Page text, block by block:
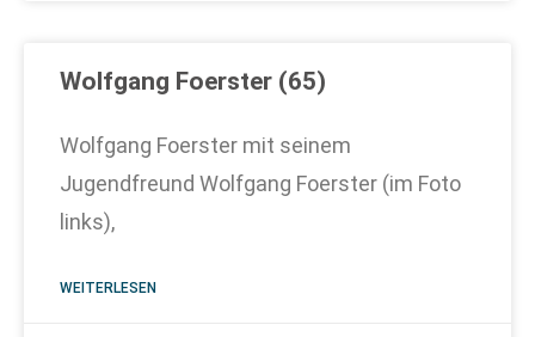
Wolfgang Foerster (65)
Wolfgang Foerster mit seinem
Jugendfreund Wolfgang Foerster (im Foto
links),
WEITERLESEN